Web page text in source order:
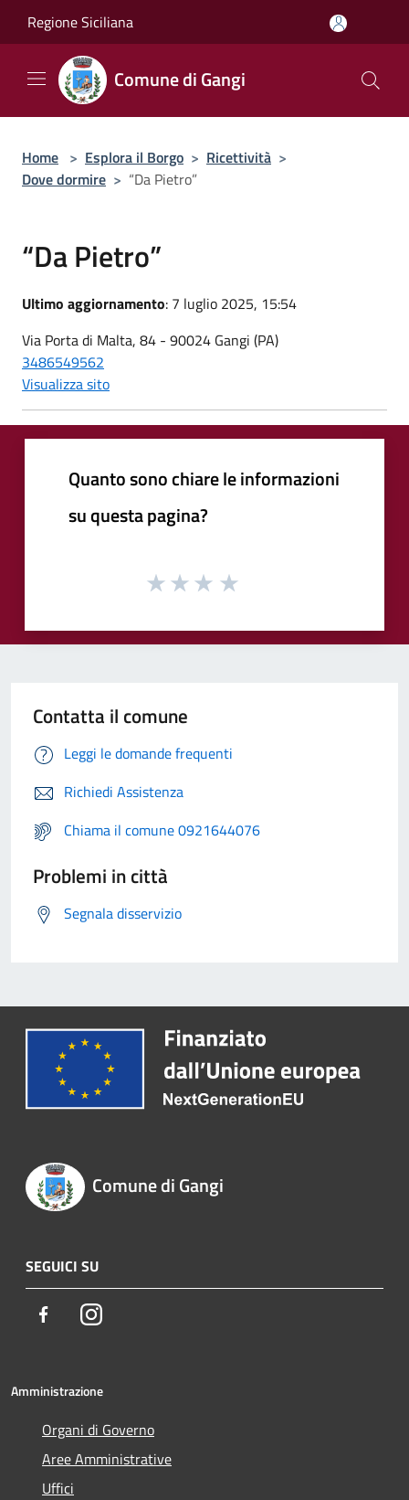
Regione Siciliana
Comune di Gangi
Home > Esplora il Borgo > Ricettività >
Dove dormire > “Da Pietro”
“Da Pietro”
Ultimo aggiornamento: 7 luglio 2025, 15:54
Via Porta di Malta, 84 - 90024 Gangi (PA)
3486549562
Visualizza sito
Quanto sono chiare le informazioni
su questa pagina?
Contatta il comune
Leggi le domande frequenti
Richiedi Assistenza
Chiama il comune 0921644076
Problemi in città
Segnala disservizio
Comune di Gangi
SEGUICI SU
FacebookInstagram
Amministrazione
Organi di Governo
Aree Amministrative
Uffici